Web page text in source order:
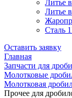
Литье
Литье
Сталь
Оставить заявку
Главная
Запчасти для
Молотковые
Молотковая
Прочее для